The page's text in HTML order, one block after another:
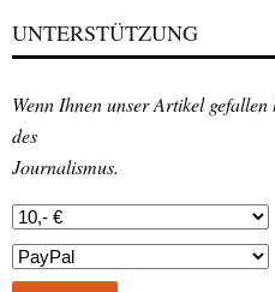
UNTERSTÜTZUNG
Wenn Ihnen unser Artikel
des
Journalismus.